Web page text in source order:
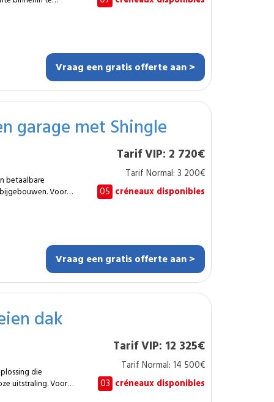
beperkt en
gebouwen.
of verbetering
uitvoering voor een
isolatielaag
Vraag een gratis offerte aan >
garage met Shingle
betaalbare
Voor
voor daken met
van het gebouw
die volledig
Tarif VIP: 2 720€
Tarif Normal: 3 200€
05 créneaux disponibles
Vraag een gratis offerte aan >
dak
die
uitstraling. Voor
Tarif VIP: 12 325€
Tarif Normal: 14 500€
03 créneaux disponibles